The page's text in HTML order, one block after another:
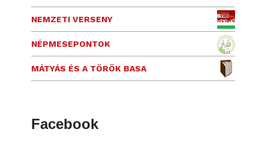
NEMZETI VERSENY
NÉPMESEPONTOK
MÁTYÁS ÉS A TÖRÖK BASA
Facebook